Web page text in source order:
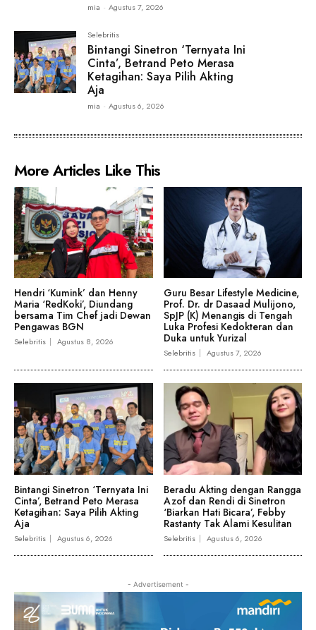
mia - Agustus 7, 2026
Selebritis
Bintangi Sinetron ‘Ternyata Ini
Cinta’, Betrand Peto Merasa
Ketagihan: Saya Pilih Akting
Aja
mia - Agustus 6, 2026
More Articles Like This
Hendri ‘Kumink’ dan Henny
Maria ‘RedKoki’, Diundang
bersama Tim Chef jadi Dewan
Pengawas BGN
Selebritis Agustus 8, 2026
Guru Besar Lifestyle Medicine,
Prof. Dr. dr Dasaad Mulijono,
SpJP (K) Menangis di Tengah
Luka Profesi Kedokteran dan
Duka untuk Yurizal
Selebritis Agustus 7, 2026
Bintangi Sinetron ‘Ternyata Ini
Cinta’, Betrand Peto Merasa
Ketagihan: Saya Pilih Akting
Aja
Selebritis Agustus 6, 2026
Beradu Akting dengan Rangga
Azof dan Rendi di Sinetron
‘Biarkan Hati Bicara’, Febby
Rastanty Tak Alami Kesulitan
Selebritis Agustus 6, 2026
- Advertisement -